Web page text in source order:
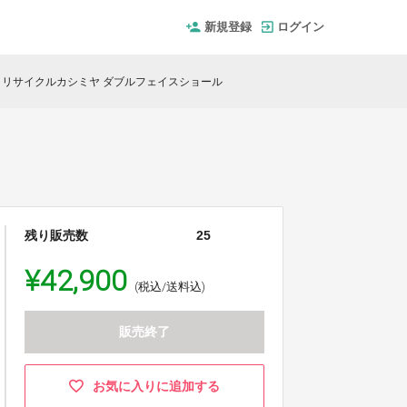
新規登録 ログイン
リサイクルカシミヤ ダブルフェイスショール
残り販売数 25
¥42,900 (税込/送料込)
販売終了
お気に入りに追加する